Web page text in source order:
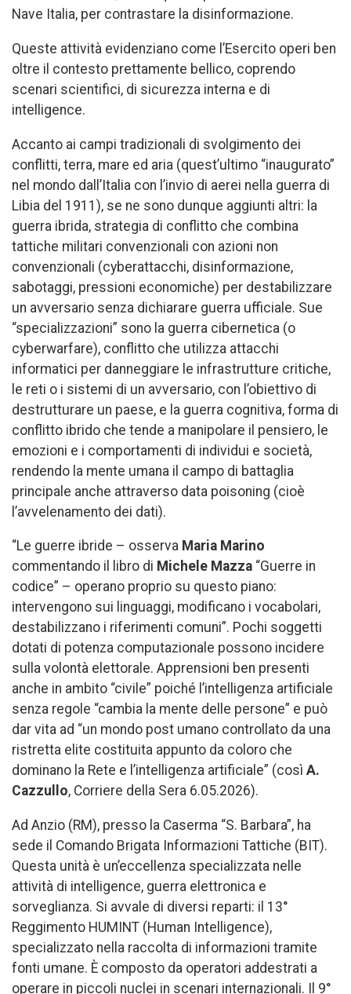
Nave Italia, per contrastare la disinformazione.
Queste attività evidenziano come l’Esercito operi ben
oltre il contesto prettamente bellico, coprendo
scenari scientifici, di sicurezza interna e di
intelligence.
Accanto ai campi tradizionali di svolgimento dei
conflitti, terra, mare ed aria (quest’ultimo “inaugurato”
nel mondo dall’Italia con l’invio di aerei nella guerra di
Libia del 1911), se ne sono dunque aggiunti altri: la
guerra ibrida, strategia di conflitto che combina
tattiche militari convenzionali con azioni non
convenzionali (cyberattacchi, disinformazione,
sabotaggi, pressioni economiche) per destabilizzare
un avversario senza dichiarare guerra ufficiale. Sue
“specializzazioni” sono la guerra cibernetica (o
cyberwarfare), conflitto che utilizza attacchi
informatici per danneggiare le infrastrutture critiche,
le reti o i sistemi di un avversario, con l’obiettivo di
destrutturare un paese, e la guerra cognitiva, forma di
conflitto ibrido che tende a manipolare il pensiero, le
emozioni e i comportamenti di individui e società,
rendendo la mente umana il campo di battaglia
principale anche attraverso data poisoning (cioè
l’avvelenamento dei dati).
“Le guerre ibride – osserva Maria Marino
commentando il libro di Michele Mazza “Guerre in
codice” – operano proprio su questo piano:
intervengono sui linguaggi, modificano i vocabolari,
destabilizzano i riferimenti comuni”. Pochi soggetti
dotati di potenza computazionale possono incidere
sulla volontà elettorale. Apprensioni ben presenti
anche in ambito “civile” poiché l’intelligenza artificiale
senza regole “cambia la mente delle persone” e può
dar vita ad “un mondo post umano controllato da una
ristretta elite costituita appunto da coloro che
dominano la Rete e l’intelligenza artificiale” (così A.
Cazzullo, Corriere della Sera 6.05.2026).
Ad Anzio (RM), presso la Caserma “S. Barbara”, ha
sede il Comando Brigata Informazioni Tattiche (BIT).
Questa unità è un’eccellenza specializzata nelle
attività di intelligence, guerra elettronica e
sorveglianza. Si avvale di diversi reparti: il 13°
Reggimento HUMINT (Human Intelligence),
specializzato nella raccolta di informazioni tramite
fonti umane. È composto da operatori addestrati a
operare in piccoli nuclei in scenari internazionali. Il 9°